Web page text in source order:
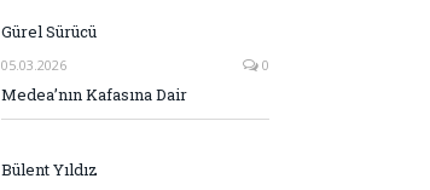
Gürel Sürücü
05.03.2026 0
Medea’nın Kafasına Dair
Bülent Yıldız